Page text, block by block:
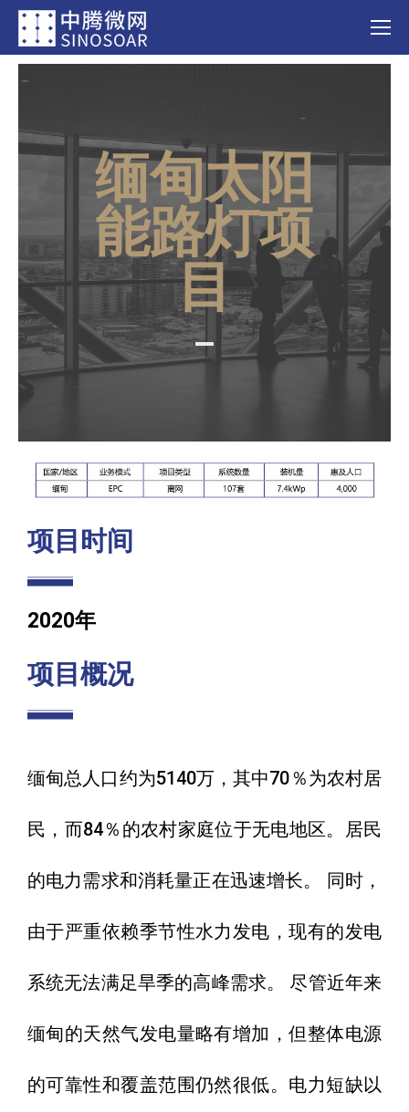
缅甸太阳
能路灯项
目
项目时间
2020年
项目概况
缅甸总人口约为5140万，其中70％为农村居
民，而84％的农村家庭位于无电地区。居民
的电力需求和消耗量正在迅速增长。 同时，
由于严重依赖季节性水力发电，现有的发电
系统无法满足旱季的高峰需求。 尽管近年来
缅甸的天然气发电量略有增加，但整体电源
的可靠性和覆盖范围仍然很低。电力短缺以